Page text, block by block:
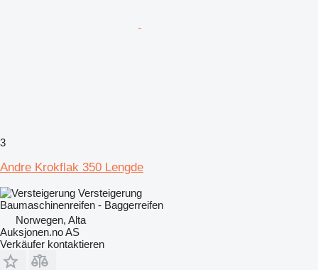
3
Andre Krokflak 350 Lengde
Versteigerung
Baumaschinenreifen - Baggerreifen
Norwegen, Alta
Auksjonen.no AS
Verkäufer kontaktieren